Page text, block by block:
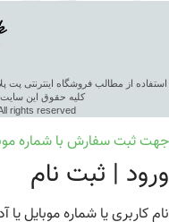
استفاده از مطالب فروشگاه اینترنتی پت
کلیه حقوق این
rights reserved
جهت ثبت سفارش با شماره
ورود | ثبت نام
نام کاربری یا شماره موبایل